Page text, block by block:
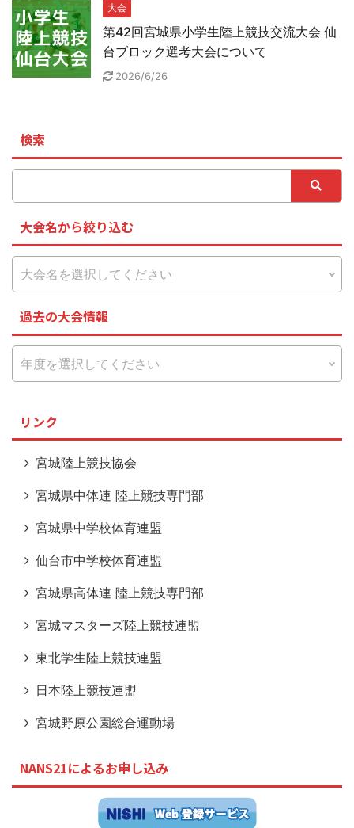
大会
第42回宮城県小学生陸上競技交流大会 仙
台ブロック選考大会について
2026/6/26
検索
大会名から絞り込む
過去の大会情報
リンク
宮城陸上競技協会
宮城県中体連 陸上競技専門部
宮城県中学校体育連盟
仙台市中学校体育連盟
宮城県高体連 陸上競技専門部
宮城マスターズ陸上競技連盟
東北学生陸上競技連盟
日本陸上競技連盟
宮城野原公園総合運動場
NANS21によるお申し込み